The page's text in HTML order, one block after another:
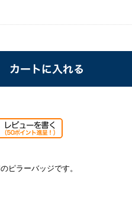
ピラーバッジです。